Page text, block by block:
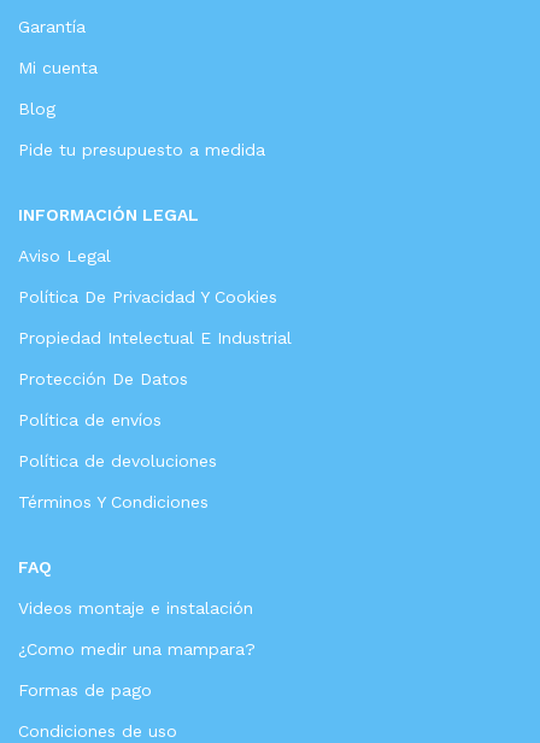
Garantía
Mi cuenta
Blog
Pide tu presupuesto a medida
INFORMACIÓN LEGAL
Aviso Legal
Política De Privacidad Y Cookies
Propiedad Intelectual E Industrial
Protección De Datos
Política de envíos
Política de devoluciones
Términos Y Condiciones
FAQ
Videos montaje e instalación
¿Como medir una mampara?
Formas de pago
Condiciones de uso